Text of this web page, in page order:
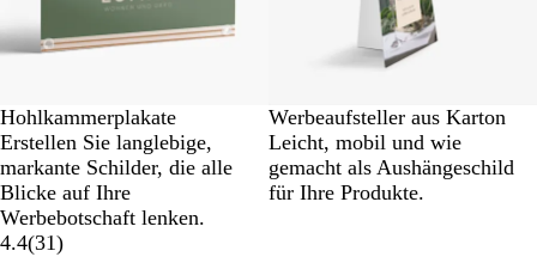
Hohlkammerplakate
Erstellen Sie langlebige,
markante Schilder, die alle
Blicke auf Ihre
Werbebotschaft lenken.
4.4(31)
Werbeaufsteller aus Karton
Leicht, mobil und wie
gemacht als Aushängeschild
für Ihre Produkte.